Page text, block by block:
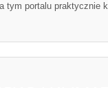
tym portalu praktycznie